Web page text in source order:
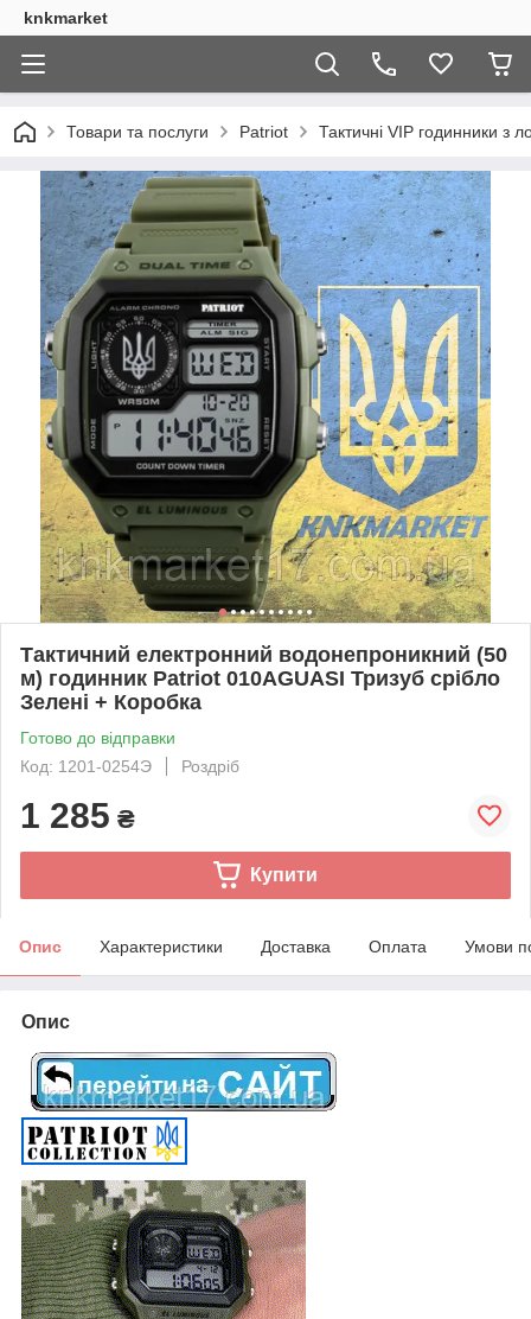
knkmarket
Товари та послуги Patriot Тактичні VIP годинники з
Тактичний електронний водонепроникний (50
м) годинник Patriot 010AGUASI Тризуб срібло
Зелені + Коробка
Готово до відправки
Код: 1201-0254Э
Роздріб
1 285 ₴
Купити
Опис Характеристики Доставка Оплата Умови
Опис